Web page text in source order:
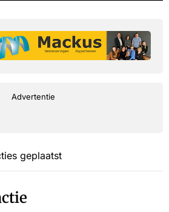
Advertentie
geplaatst